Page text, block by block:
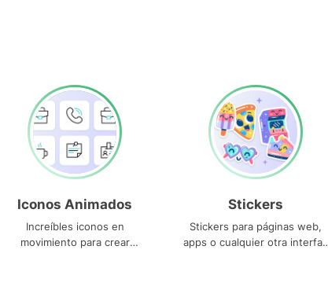
Iconos Animados
Increíbles iconos en
movimiento para crear
Stickers
Stickers para páginas web,
apps o cualquier otra interfaz